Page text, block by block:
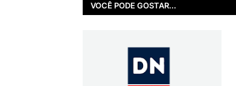
VOCÊ PODE GOSTAR...